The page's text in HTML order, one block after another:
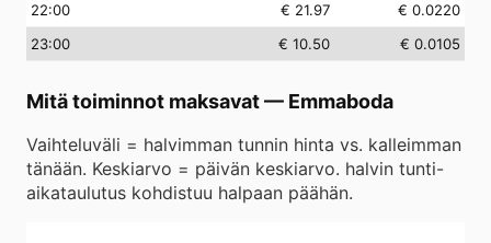
22:00 € 21.97
€ 0.0220
23:00 € 10.50 € 0.0105
Mitä toiminnot maksavat— Emmaboda
Vaihteluväli = halvimman tunnin hinta vs. kalleimman
tänään. Keskiarvo = päivän keskiarvo. halvin tunti-
aikataulutus kohdistuu halpaan päähän.